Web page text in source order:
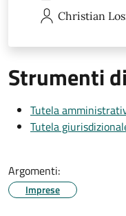
Christian
Strumenti
Tutela
Tutela
Argomenti:
Imprese